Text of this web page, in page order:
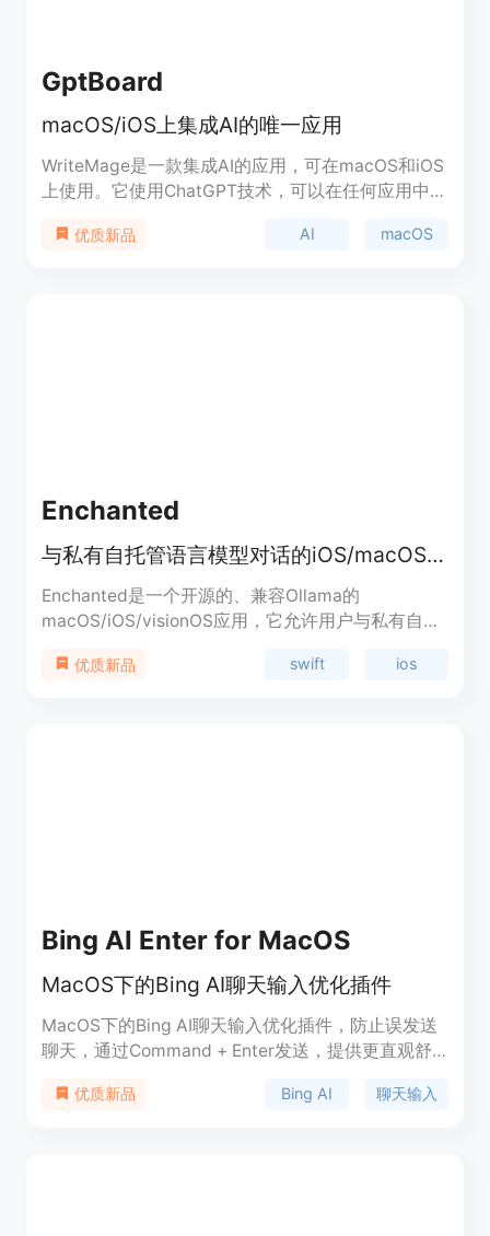
GptBoard
macOS/iOS上集成AI的唯一应用
WriteMage是一款集成AI的应用，可在macOS和iOS
上使用。它使用ChatGPT技术，可以在任何应用中进
Spotlight一样。WriteMage具有记忆功能，可以根
优质新品 AI macOS
Enchanted
与私有自托管语言模型对话的iOS/macOS应用
Enchanted是一个开源的、兼容Ollama的
macOS/iOS/visionOS应用，它允许用户与私有自托
话。它基本上是一个连接到私有模型的ChatGPT应用
优质新品 swift ios
Bing AI Enter for MacOS
MacOS下的Bing AI聊天输入优化插件
MacOS下的Bing AI聊天输入优化插件，防止误发送
聊天，通过Command + Enter发送，提供更直观舒
优质新品 Bing AI 聊天输入